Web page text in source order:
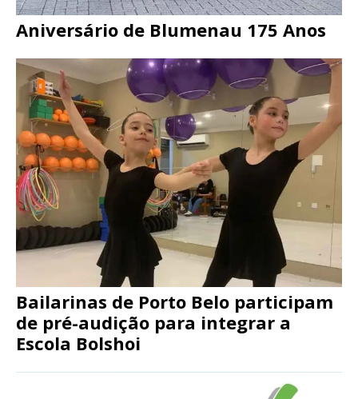
Aniversário de Blumenau 175 Anos
Bailarinas de Porto Belo participam
de pré-audição para integrar a
Escola Bolshoi